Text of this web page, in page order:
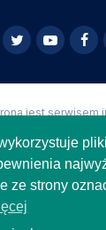
jest serwisem
PIB
ze strony